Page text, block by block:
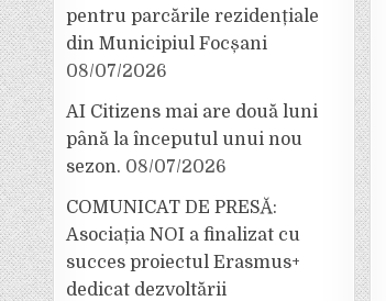
pentru parcările rezidențiale
din Municipiul Focșani
08/07/2026
AI Citizens mai are două luni
până la începutul unui nou
sezon. 08/07/2026
COMUNICAT DE PRESĂ:
Asociația NOI a finalizat cu
succes proiectul Erasmus+
dedicat dezvoltării